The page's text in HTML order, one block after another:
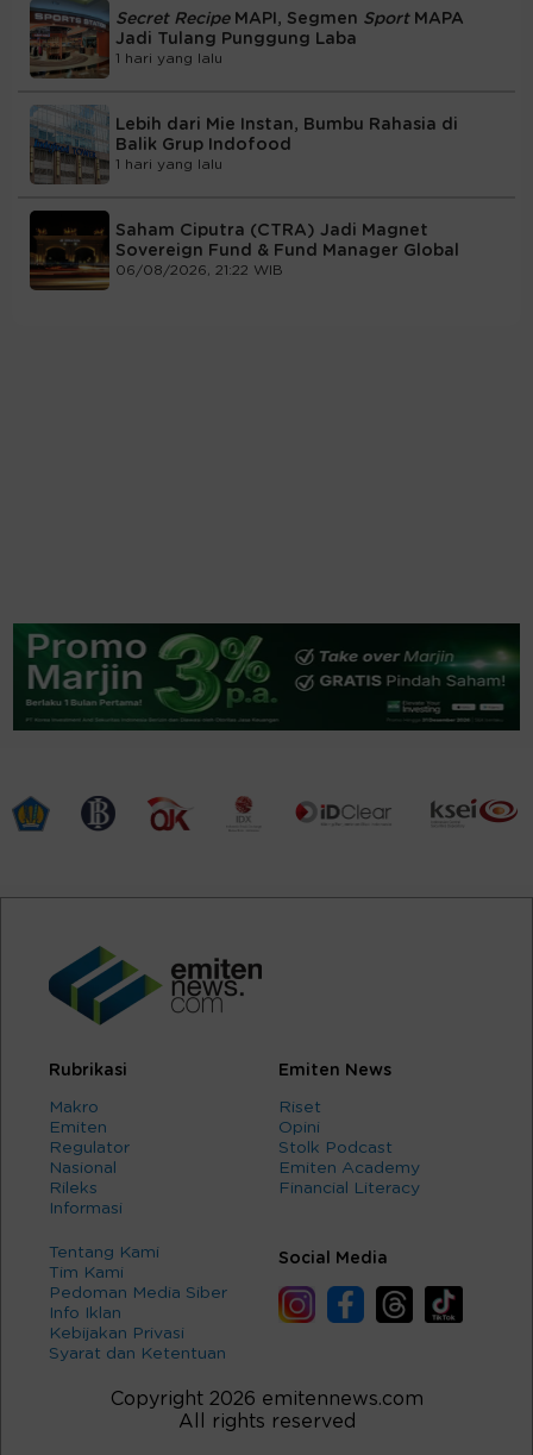
Secret RecipeMAPI, Segmen Sport MAPA
Jadi Tulang Punggung Laba
1 hari yang lalu
Lebih dari Mie Instan, Bumbu Rahasia di
Balik Grup Indofood
1 hari yang lalu
Saham Ciputra (CTRA) Jadi Magnet
Sovereign Fund & Fund Manager Global
06/08/2026, 21:22 WIB
Rubrikasi
Makro
Emiten
Regulator
Nasional
Rileks
Informasi
Emiten News
Riset
Opini
Stolk Podcast
Emiten Academy
Financial Literacy
Tentang Kami
Tim Kami
Pedoman Media Siber
Info Iklan
Kebijakan Privasi
Syarat dan Ketentuan
Social Media
Copyright 2026 emitennews.com
All rights reserved